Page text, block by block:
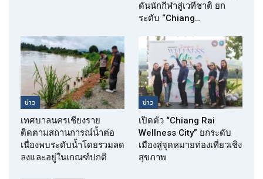
ดันนักกีฬาสู่เวทีชาติ ยก
ระดับ “Chiang…
ข่าว
เทศบาลนครเชียงราย
ติดตามสถานการณ์น้ำต่อ
เนื่องพบระดับน้ำโดยรวมลด
ลงและอยู่ในเกณฑ์ปกติ
ข่าว
เปิดตัว “Chiang Rai
Wellness City” ยกระดับ
เมืองสู่จุดหมายท่องเที่ยวเชิง
สุขภาพ